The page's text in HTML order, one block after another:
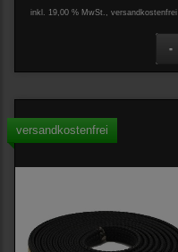
inkl. 19,00 % MwSt., versandkostenfrei
versandkostenfrei